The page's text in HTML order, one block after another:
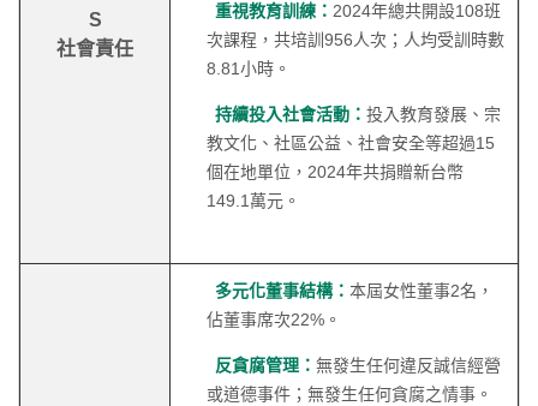
S
社會責任
重視教育訓練： 2024年總共開設108班
次課程，共培訓956人次；人均受訓時數
8.81小時。
持續投入社會活動： 投入教育發展、宗
教文化、社區公益、社會安全等超過15
個在地單位，2024年共捐贈新台幣
149.1萬元。
多元化董事結構： 本屆女性董事2名，
佔董事席次22%。
反貪腐管理： 無發生任何違反誠信經營
或道德事件；無發生任何貪腐之情事。